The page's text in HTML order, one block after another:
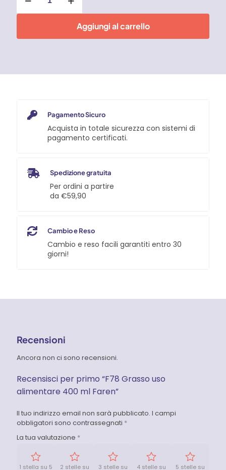
uso
ml
Aggiungi al carrello
Pagamento Sicuro
Acquista in totale sicurezza con sistemi di
pagamento certificati.
Spedizione gratuita
Per ordini a partire
da €59,90
Cambio e Reso
Cambio e reso facili garantiti entro 30
giorni!
Recensioni
Ancora non ci sono recensioni.
Recensisci per primo “F78 Grasso uso
alimentare 400 ml Faren”
Il tuo indirizzo email non sarà pubblicato. I campi
obbligatori sono contrassegnati *
La tua valutazione *
1 stella su 5 2 stelle su 3 stelle su 4 stelle su 5 stelle su